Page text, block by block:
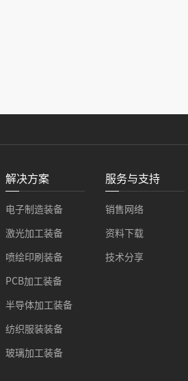
解决方案
电子制造装备
激光加工装备
喷绘印刷装备
PCB加工装备
半导体加工装备
纺织服装装备
玻璃加工装备
服务与支持
销售网络
资料下载
技术分享